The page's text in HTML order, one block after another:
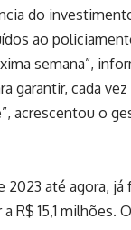
do
ao
semana”,
garantir, cada vez
acrescentou o
2023 até agora, já
R$ 15,1 milhões. O